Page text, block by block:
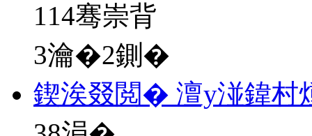
114骞崇背
3瀹�2鍘�
鍥涘叕閲� 澶у湴鍏村